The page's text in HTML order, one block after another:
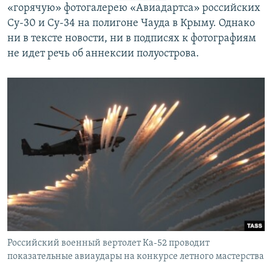
«горячую» фотогалерею «Авиадартса» российских
Су-30 и Су-34 на полигоне Чауда в Крыму. Однако
ни в тексте новости, ни в подписях к фотографиям
не идет речь об аннексии полуострова.
Российский военный вертолет Ка-52 проводит
показательные авиаудары на конкурсе летного мастерства